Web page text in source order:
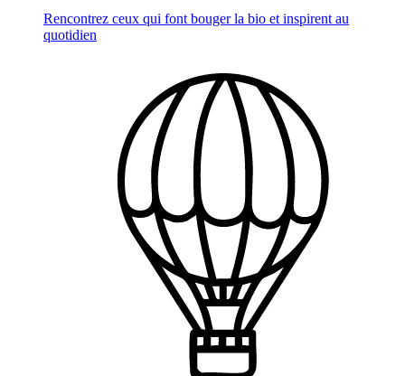
Rencontrez ceux qui font bouger la bio et inspirent au
quotidien